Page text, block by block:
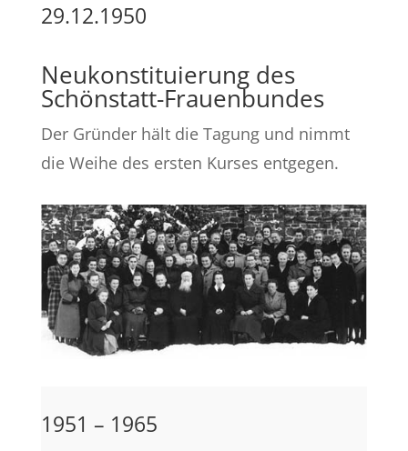
29.12.1950
Neukonstituierung des
Schönstatt-Frauenbundes
Der Gründer hält die Tagung und nimmt
die Weihe des ersten Kurses entgegen.
1951 – 1965